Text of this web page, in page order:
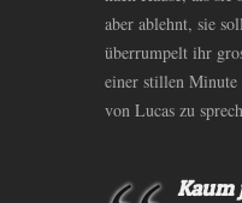
aber ablehnt, sie
überrumpelt ihr
einer stillen Minute
von Lucas zu
Kaum